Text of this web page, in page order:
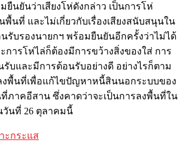
ยืนยันว่าเสียงโห่ดังกล่าว เป็นการโห่
พื้นที่ และไม่เกี่ยวกับเรื่องเสียงสนับสนุนใน
รับรองนายกฯ พร้อมยืนยันอีกครั้งว่าไม่ได้
การโห่ไล่ก็ต้องมีการขว้างสิ่งของใส่ การ
บและมีการต้อนรับอย่างดี อย่างไรก็ตาม
ลงพื้นที่เพื่อแก้ไขปัญหาหนี้สินนอกระบบของ
ภาคอีสาน ซึ่งคาดว่าจะเป็นการลงพื้นที่ใน
วันที่ 26 ตุลาคมนี้
ะกระแส